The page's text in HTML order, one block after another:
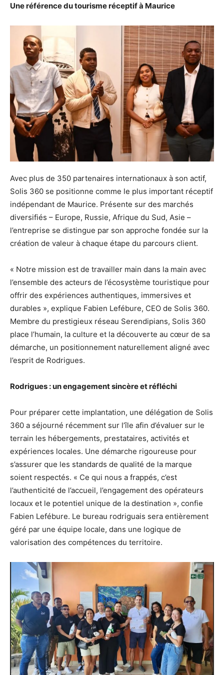
Une référence du tourisme réceptif à Maurice
Avec plus de 350 partenaires internationaux à son actif,
Solis 360 se positionne comme le plus important réceptif
indépendant de Maurice. Présente sur des marchés
diversifiés – Europe, Russie, Afrique du Sud, Asie –
l’entreprise se distingue par son approche fondée sur la
création de valeur à chaque étape du parcours client.
« Notre mission est de travailler main dans la main avec
l’ensemble des acteurs de l’écosystème touristique pour
offrir des expériences authentiques, immersives et
durables », explique Fabien Lefébure, CEO de Solis 360.
Membre du prestigieux réseau Serendipians, Solis 360
place l’humain, la culture et la découverte au cœur de sa
démarche, un positionnement naturellement aligné avec
l’esprit de Rodrigues.
Rodrigues : un engagement sincère et réfléchi
Pour préparer cette implantation, une délégation de Solis
360 a séjourné récemment sur l’île afin d’évaluer sur le
terrain les hébergements, prestataires, activités et
expériences locales. Une démarche rigoureuse pour
s’assurer que les standards de qualité de la marque
soient respectés. « Ce qui nous a frappés, c’est
l’authenticité de l’accueil, l’engagement des opérateurs
locaux et le potentiel unique de la destination », confie
Fabien Lefébure. Le bureau rodriguais sera entièrement
géré par une équipe locale, dans une logique de
valorisation des compétences du territoire.